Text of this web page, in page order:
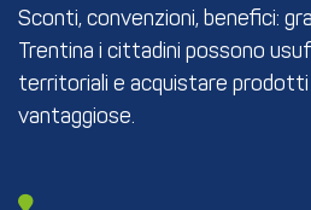
Sconti, convenzioni, benefici:
Trentina i cittadini possono
territoriali e acquistare prodotti
vantaggiose.